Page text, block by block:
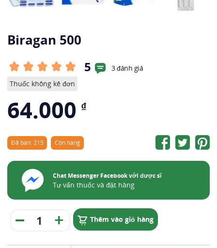
Biragan 500
5
3 đánh giá
Thuốc không kê đơn
64.000 ₫
Đã bán: 215 Còn hàng
Chat Messenger Facebook với dược sĩ
Tư vấn thuốc và đặt hàng
Thêm vào giỏ hàng